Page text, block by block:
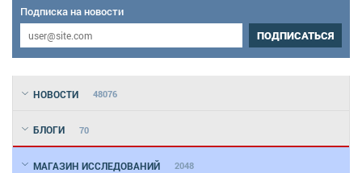
Подписка на новости
ПОДПИСАТЬСЯ
НОВОСТИ 48076
БЛОГИ 70
МАГАЗИН ИССЛЕДОВАНИЙ 2048